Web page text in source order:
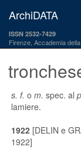
ArchiDATA
ISSN 2532-7429
Firenze, Accademia
s. f. o m. spec. al
lamiere.
1922[DELIN e
1922]